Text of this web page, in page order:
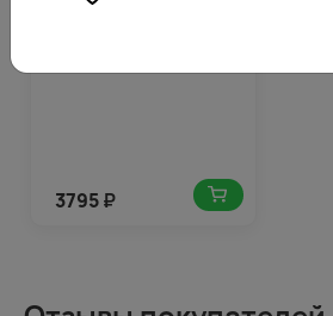
упаковке
3795₽